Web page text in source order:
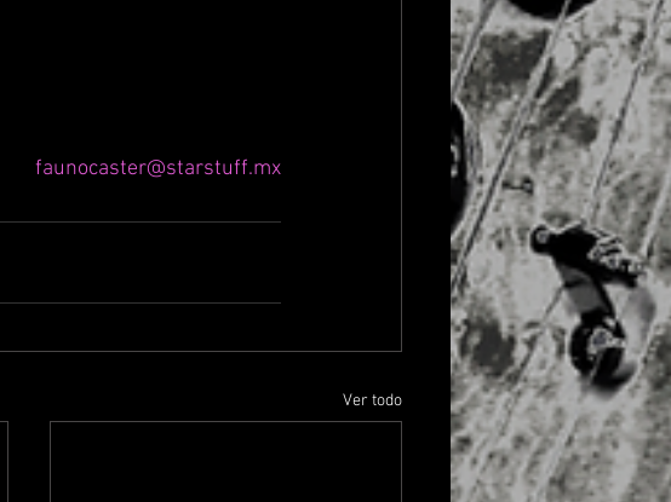
faunocaster@starstuff.mx
Ver todo